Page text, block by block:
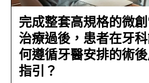
完成整套高規格的微
治療過後，患者在牙
何遵循牙醫安排的術
指引？